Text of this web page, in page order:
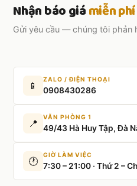
Nhận báo giámiễn phí
Gửi yêu cầu — chúng tôi phản
📱
ZALO / ĐIỆN THOẠI
0908430286
📍
VĂN PHÒNG 1
49/43 Hà Huy Tập, Đà
🕐
GIỜ LÀM VIỆC
7:30 – 21:00 · Thứ 2 –